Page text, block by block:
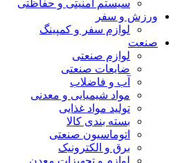
سیستم امنیتی و حفاظتی
ورزش و سفر
لوازم سفر و کمپینگ
صنعت
لوازم صنعتی
ضایعات صنعتی
آب و فاضلاب
مواد شیمیایی و معدنی
تولید مواد غذایی
بسته بندی کالا
اتوماسیون صنعتی
برق و الکترونیک